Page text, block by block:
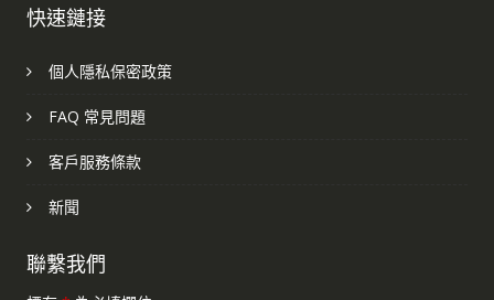
快速鏈接
個人隱私保密政策
FAQ 常見問題
客戶服務條款
新聞
聯繫我們